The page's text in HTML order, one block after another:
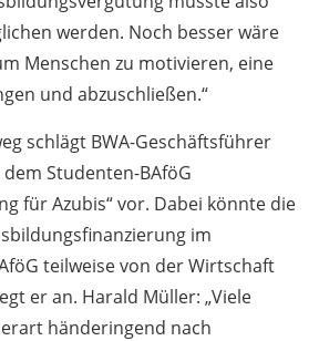
werden. Noch besser wäre
Menschen zu motivieren, eine
und abzuschließen.“
schlägt BWA-Geschäftsführer
Studenten-BAföG
für Azubis“ vor. Dabei könnte die
im
teilweise von der Wirtschaft
er an. Harald Müller: „Viele
händeringend nach